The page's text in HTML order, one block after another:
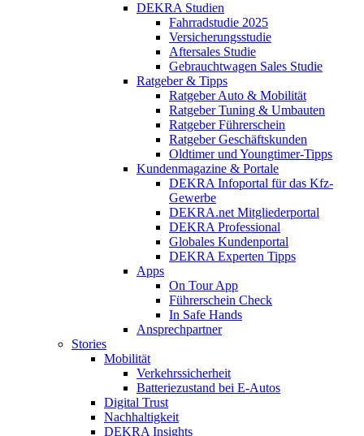
DEKRA Studien
Fahrradstudie 2025
Versicherungsstudie
Aftersales Studie
Gebrauchtwagen Sales Studie
Ratgeber & Tipps
Ratgeber Auto & Mobilität
Ratgeber Tuning & Umbauten
Ratgeber Führerschein
Ratgeber Geschäftskunden
Oldtimer und Youngtimer-Tipps
Kundenmagazine & Portale
DEKRA Infoportal für das Kfz-
Gewerbe
DEKRA.net Mitgliederportal
DEKRA Professional
Globales Kundenportal
DEKRA Experten Tipps
Apps
On Tour App
Führerschein Check
In Safe Hands
Ansprechpartner
Stories
Mobilität
Verkehrssicherheit
Batteriezustand bei E-Autos
Digital Trust
Nachhaltigkeit
DEKRA Insights